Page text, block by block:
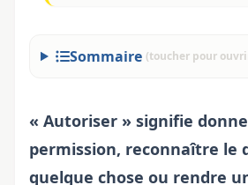
Sommaire (toucher pour
« Autoriser » signifie
permission, reconnaître le
quelque chose ou rendre